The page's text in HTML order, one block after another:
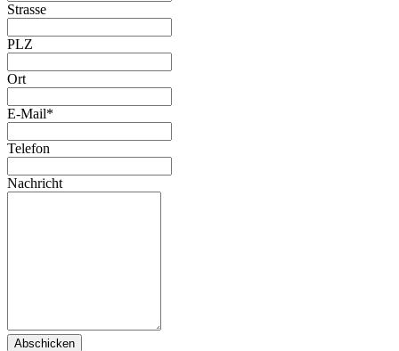
Strasse
PLZ
Ort
E-Mail*
Telefon
Nachricht
Abschicken